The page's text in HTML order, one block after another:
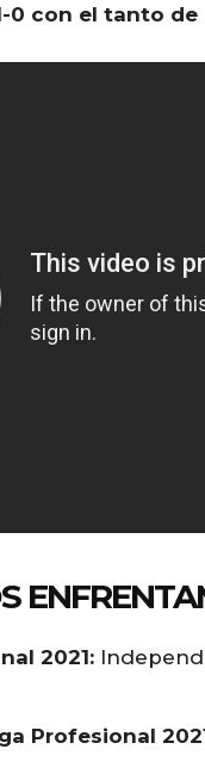
0 con el tanto de
2021:
Profesional